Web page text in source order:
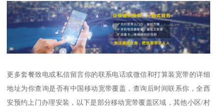
更多套餐致电或私信留言你的联系电话或微信和打算装宽带的详细
地址为你查询是否有中国移动宽带覆盖，查询后时间联系你，全西
安预约上门办理安装，以下是部分移动宽带覆盖区域，其他小区/村